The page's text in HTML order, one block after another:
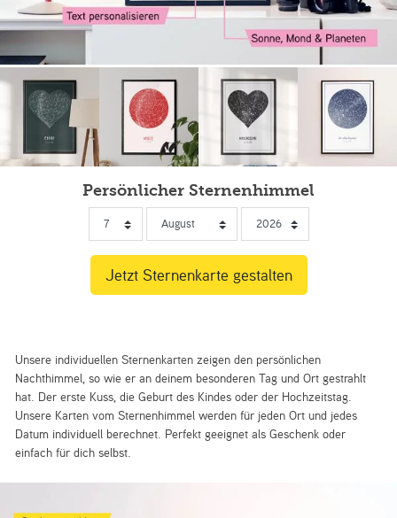
Persönlicher Sternenhimmel
Unsere individuellen Sternenkarten zeigen den persönlichen
Nachthimmel, so wie er an deinem besonderen Tag und Ort gestrahlt
hat. Der erste Kuss, die Geburt des Kindes oder der Hochzeitstag.
Unsere Karten vom Sternenhimmel werden für jeden Ort und jedes
Datum individuell berechnet. Perfekt geeignet als Geschenk oder
einfach für dich selbst.